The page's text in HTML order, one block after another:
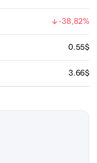
-38,82%
0.55$
3.66$